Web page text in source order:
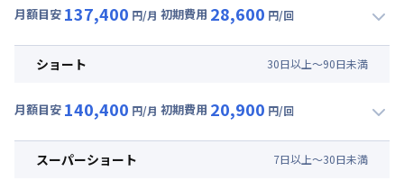
光熱費他 : 24,000円/月 (800円/日) (税抜)
その他費用 :
初期費用
月額目安 137,400 円/月 初期費用 28,600 円/回
月額賃料目安(30日利用)
光熱費他 : 24,000円/月 (800円/日) (税抜)
その他費用 :
ショート 30日以上～90日未満
月額目安 140,400 円/月 初期費用 20,900 円/回
月額賃料目安(30日利用)
スーパーショート 7日以上～30日未満